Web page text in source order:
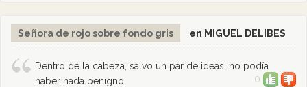
Señora de rojo sobre fondo gris en MIGUEL DELIBES
Dentro de la cabeza, salvo un par de ideas, no podía
haber nada benigno.
0